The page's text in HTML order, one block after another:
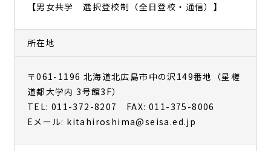
【男女共学 選択登校制（全日登校・通信）】
所在地
〒061-1196 北海道北広島市中の沢149番地（星槎
道都大学内 3号館3F）
TEL: 011-372-8207 FAX: 011-375-8006
Eメール: kitahiroshima@seisa.ed.jp